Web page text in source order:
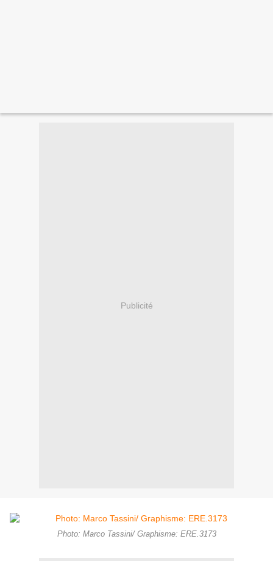
Publicité
Photo: Marco Tassini/ Graphisme: ERE.3173